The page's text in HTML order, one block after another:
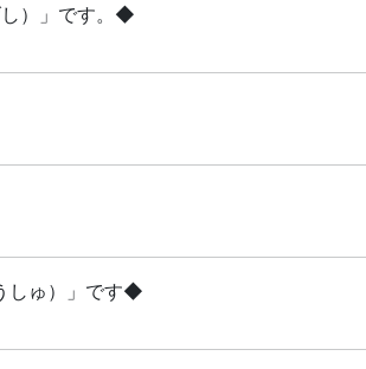
）」です。◆
しゅ）」です◆